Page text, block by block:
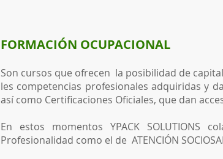
FORMACIÓN OCUPACIONAL
Son cursos que ofrecen la posibilidad de
les competencias profesionales adquiridas y
así como Certificaciones Oficiales, que dan
En estos momentos YPACK SOLUTIONS
Profesionalidad como el de ATENCIÓN